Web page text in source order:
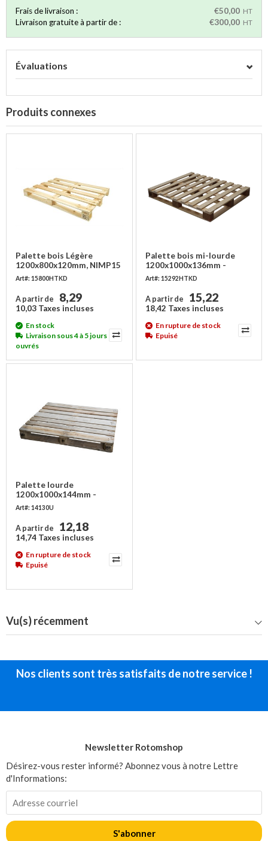
Frais de livraison : €50,00 HT
Livraison gratuite à partir de : €300,00 HT
Évaluations
Produits connexes
Palette bois Légère
1200x800x120mm, NIMP15
- 400 kg
Art#: 15800HTKD
A partir de 8,29
10,03 Taxes incluses
En stock
Livraison sous 4 à 5 jours
ouvrés
Palette bois mi-lourde
1200x1000x136mm -
NIMP15 - 750 kg
Art#: 15292HTKD
A partir de 15,22
18,42 Taxes incluses
En rupture de stock
Epuisé
Palette lourde
1200x1000x144mm -
1000kg - Occasion
Art#: 14130U
A partir de 12,18
14,74 Taxes incluses
En rupture de stock
Epuisé
Vu(s) récemment
Nos clients sont très satisfaits de notre service !
Newsletter Rotomshop
Désirez-vous rester informé? Abonnez vous à notre Lettre
d'Informations:
S'abonner